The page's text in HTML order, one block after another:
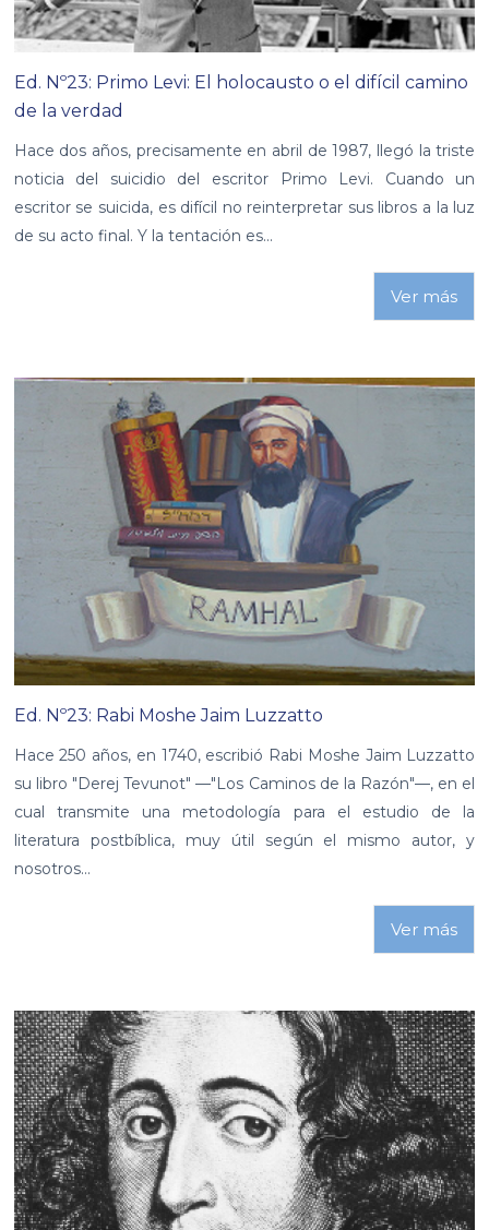
Ed. Nº23: Primo Levi: El holocausto o el difícil camino
de la verdad
Hace dos años, precisamente en abril de 1987, llegó la triste
noticia del suicidio del escritor Primo Levi. Cuando un
escritor se suicida, es difícil no reinterpretar sus libros a la luz
de su acto final. Y la tentación es...
Ver más
Ed. Nº23: Rabi Moshe Jaim Luzzatto
Hace 250 años, en 1740, escribió Rabi Moshe Jaim Luzzatto
su libro "Derej Tevunot" —"Los Caminos de la Razón"—, en el
cual transmite una metodología para el estudio de la
literatura postbíblica, muy útil según el mismo autor, y
nosotros...
Ver más